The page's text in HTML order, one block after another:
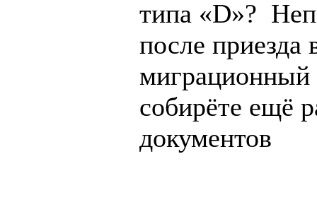
типа «D»?
после
собирёте ещё
документов